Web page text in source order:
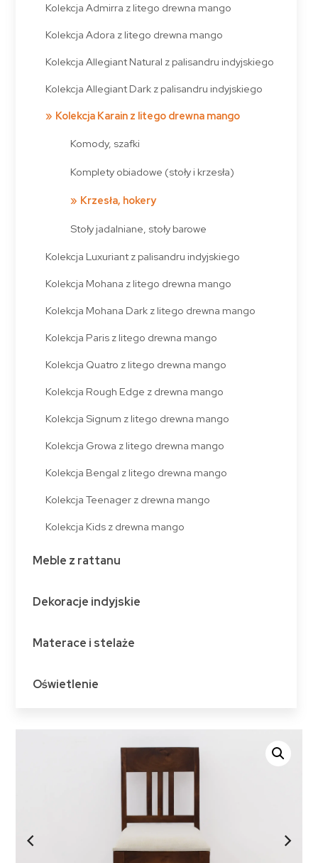
Kolekcja Admirra z litego drewna mango
Kolekcja Adora z litego drewna mango
Kolekcja Allegiant Natural z palisandru indyjskiego
Kolekcja Allegiant Dark z palisandru indyjskiego
Kolekcja Karain z litego drewna mango
Komody, szafki
Komplety obiadowe (stoły i krzesła)
Krzesła, hokery
Stoły jadalniane, stoły barowe
Kolekcja Luxuriant z palisandru indyjskiego
Kolekcja Mohana z litego drewna mango
Kolekcja Mohana Dark z litego drewna mango
Kolekcja Paris z litego drewna mango
Kolekcja Quatro z litego drewna mango
Kolekcja Rough Edge z drewna mango
Kolekcja Signum z litego drewna mango
Kolekcja Growa z litego drewna mango
Kolekcja Bengal z litego drewna mango
Kolekcja Teenager z drewna mango
Kolekcja Kids z drewna mango
Meble z rattanu
Dekoracje indyjskie
Materace i stelaże
Oświetlenie